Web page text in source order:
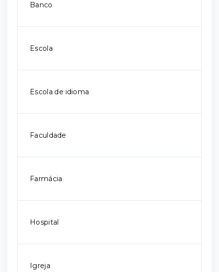
Banco
Escola
Escola de idioma
Faculdade
Farmácia
Hospital
Igreja